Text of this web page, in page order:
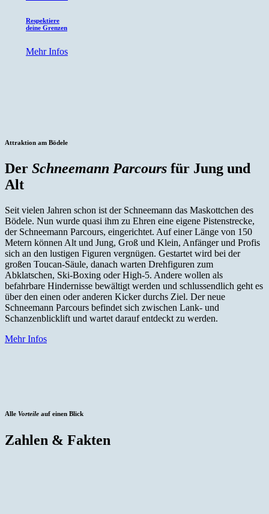
Respektiere
deine Grenzen
Mehr Infos
Attraktion am Bödele
Der Schneemann Parcours für Jung und
Alt
Seit vielen Jahren schon ist der Schneemann das Maskottchen des
Bödele. Nun wurde quasi ihm zu Ehren eine eigene Pistenstrecke,
der Schneemann Parcours, eingerichtet. Auf einer Länge von 150
Metern können Alt und Jung, Groß und Klein, Anfänger und Profis
sich an den lustigen Figuren vergnügen. Gestartet wird bei der
großen Toucan-Säule, danach warten Drehfiguren zum
Abklatschen, Ski-Boxing oder High-5. Andere wollen als
befahrbare Hindernisse bewältigt werden und schlussendlich geht es
über den einen oder anderen Kicker durchs Ziel. Der neue
Schneemann Parcours befindet sich zwischen Lank- und
Schanzenblicklift und wartet darauf entdeckt zu werden.
Mehr Infos
Alle Vorteile auf einen Blick
Zahlen & Fakten